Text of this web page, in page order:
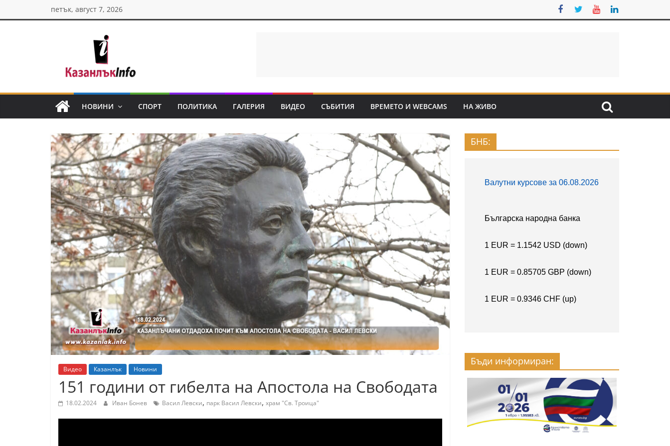
to
петък, август 7, 2026
Казанлък
инфо
о
в
и
н
и
о
т
К
а
з
а
н
л
ъ
к
и
НОВИНИ СПОРТ ПОЛИТИКА ГАЛЕРИЯ ВИДЕО СЪБИТИЯ ВРЕМЕТО И WEBCAMS НА ЖИВО
Видео Казанлък Новини
151 години от гибелта на Апостола на Свободата
18.02.2024 Иван Бонев Васил Левски, парк Васил Левски, храм "Св. Троица"
БНБ:
Бъди информиран: